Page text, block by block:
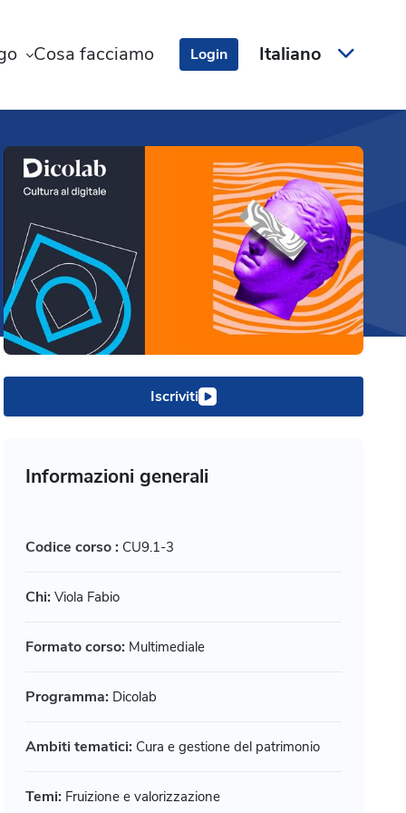
Cosa facciamo Login Italiano
Iscriviti
accessibile: principi
Informazioni generali
Codice corso : CU9.1-3
Chi: Viola Fabio
Formato corso: Multimediale
Programma: Dicolab
Ambiti tematici: Cura e gestione del patrimonio
Temi: Fruizione e valorizzazione